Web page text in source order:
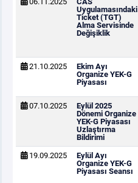
Uygulamasındaki
Ticket (TGT)
Alma Servisinde
Değişiklik
21.10.2025
Ekim Ayı
Organize YEK-G
Piyasası
07.10.2025
Eylül 2025
Dönemi Organize
YEK-G Piyasası
Uzlaştırma
Bildirimi
19.09.2025
Eylül Ayı
Organize YEK-G
Piyasası Seansı